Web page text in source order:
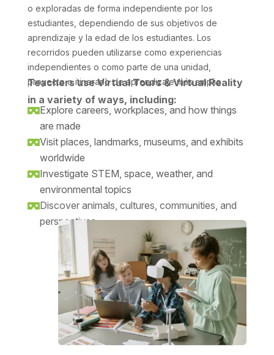
o exploradas de forma independiente por los
estudiantes, dependiendo de sus objetivos de
aprendizaje y la edad de los estudiantes. Los
recorridos pueden utilizarse como experiencias
independientes o como parte de una unidad,
proyecto o itinerario de aprendizaje más amplio.
Teachers use Virtual Tours & Virtual Reality
in a variety of ways, including:
Explore careers, workplaces, and how things
are made
Visit places, landmarks, museums, and exhibits
worldwide
Investigate STEM, space, weather, and
environmental topics
Discover animals, cultures, communities, and
perspectives